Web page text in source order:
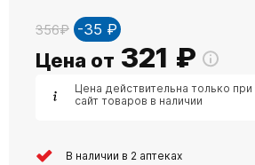
356₽ -35 ₽
Цена от 321 ₽
Цена действительна только при
сайт товаров в наличии
В наличии в 2 аптеках